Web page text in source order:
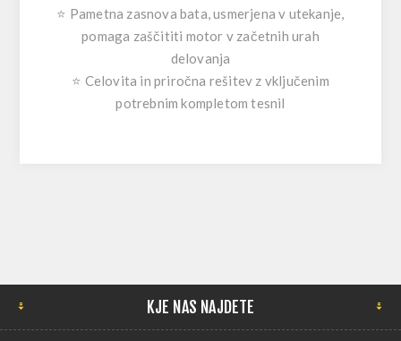
⭐ Pametna zasnova bata, usmerjena v utekanje,
pomaga zaščititi motor v začetnih urah
delovanja
⭐ Celovita in priročna rešitev z vključenim
potrebnim kompletom tesnil
KJE NAS NAJDETE